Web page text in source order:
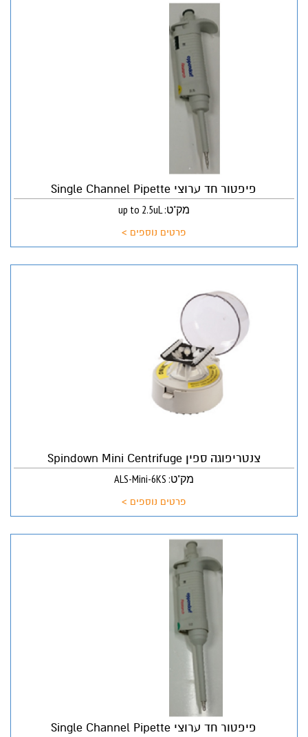
פיפטור חד ערוצי Single Channel Pipette
מק"ט: up to 2.5uL
פרטים נוספים >
צנטריפוגה ספין Spindown Mini Centrifuge
מק"ט: ALS-Mini-6KS
פרטים נוספים >
פיפטור חד ערוצי Single Channel Pipette